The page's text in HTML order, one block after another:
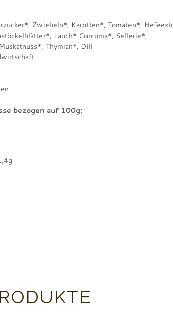
Zwiebeln*, Karotten*, Tomaten*,
Lauch* Curcuma*, Sellerie*,
Thymian*, Dill
bezogen auf 100g: